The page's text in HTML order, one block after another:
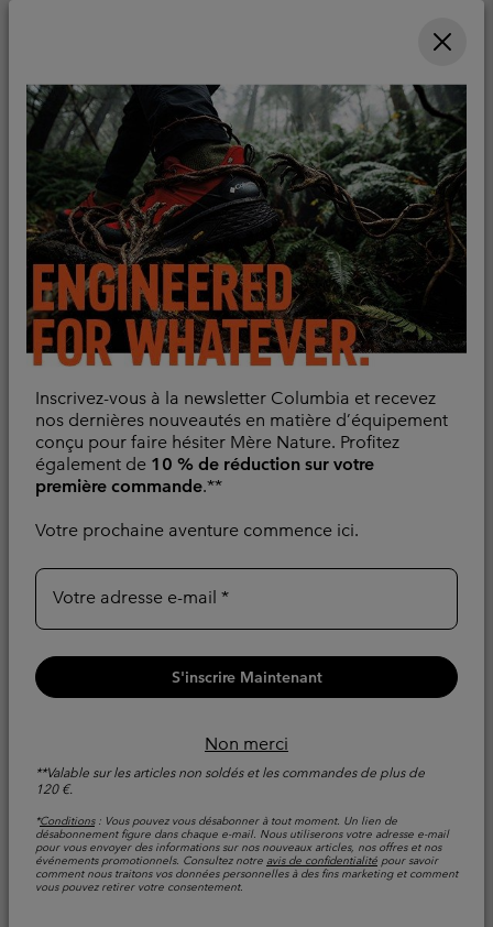
Inscrivez-vous à la newsletter Columbia et recevez
nos dernières nouveautés en matière d’équipement
conçu pour faire hésiter Mère Nature. Profitez
également de 10 % de réduction sur votre
première commande.**
Votre prochaine aventure commence ici.
Votre adresse e-mail
S'inscrire Maintenant
Non merci
**Valable sur les articles non soldés et les commandes de plus de
120 €.
*Conditions: Vous pouvez vous désabonner à tout moment. Un lien de
désabonnement figure dans chaque e-mail. Nous utiliserons votre adresse e-mail
pour vous envoyer des informations sur nos nouveaux articles, nos offres et nos
événements promotionnels. Consultez notre avis de confidentialité pour savoir
comment nous traitons vos données personnelles à des fins marketing et comment
vous pouvez retirer votre consentement.
Bestseller
Pantalon de Randonnée
Cargo Skien Valley™
Femme
Protection solaire
Regular price:
100,00 €
Pantalon de Randonnée
Softshell Vast Canyon™
Omni-HEAT™ Infinity
Femme
Résistant à l'eau et aux
taches
Sale price:
65,00 €Regular price:
130,00 €
Pantalon Taille Haute
Back Beauty™ Femme
Regular price:
90,00 €
Pantalon Taille Haute
Back Beauty™ Femme
Regular price:
90,00 €